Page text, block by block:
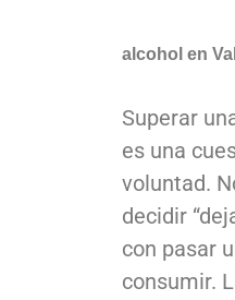
alcohol en
Superar
es una
voluntad.
decidir
con pasar
consumir.